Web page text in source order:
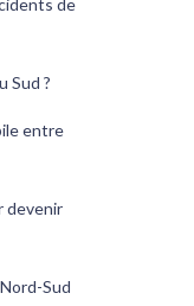
Sud ?
entre
devenir
Sud